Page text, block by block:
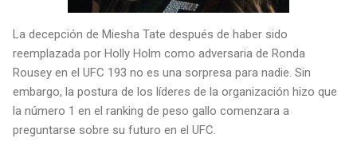
La decepción de Miesha Tate después de haber sido
reemplazada por Holly Holm como adversaria de Ronda
Rousey en el UFC 193 no es una sorpresa para nadie. Sin
embargo, la postura de los líderes de la organización hizo que
la número 1 en el ranking de peso gallo comenzara a
preguntarse sobre su futuro en el UFC.